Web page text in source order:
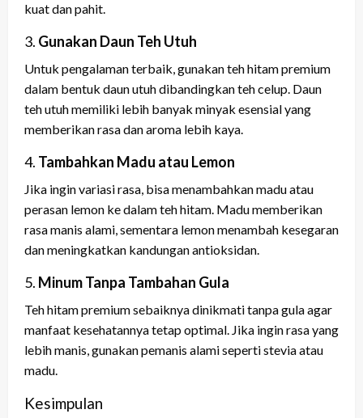
kuat dan pahit.
3. Gunakan Daun Teh Utuh
Untuk pengalaman terbaik, gunakan teh hitam premium
dalam bentuk daun utuh dibandingkan teh celup. Daun
teh utuh memiliki lebih banyak minyak esensial yang
memberikan rasa dan aroma lebih kaya.
4. Tambahkan Madu atau Lemon
Jika ingin variasi rasa, bisa menambahkan madu atau
perasan lemon ke dalam teh hitam. Madu memberikan
rasa manis alami, sementara lemon menambah kesegaran
dan meningkatkan kandungan antioksidan.
5. Minum Tanpa Tambahan Gula
Teh hitam premium sebaiknya dinikmati tanpa gula agar
manfaat kesehatannya tetap optimal. Jika ingin rasa yang
lebih manis, gunakan pemanis alami seperti stevia atau
madu.
Kesimpulan